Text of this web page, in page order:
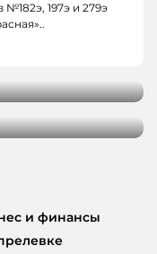
197э и 279э
тренеров,
и финансы